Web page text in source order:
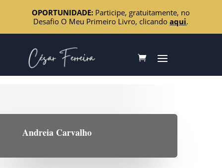
OPORTUNIDADE: Participe, gratuitamente, no
Desafio O Meu Primeiro Livro, clicandoaqui.
Andreia Carvalho